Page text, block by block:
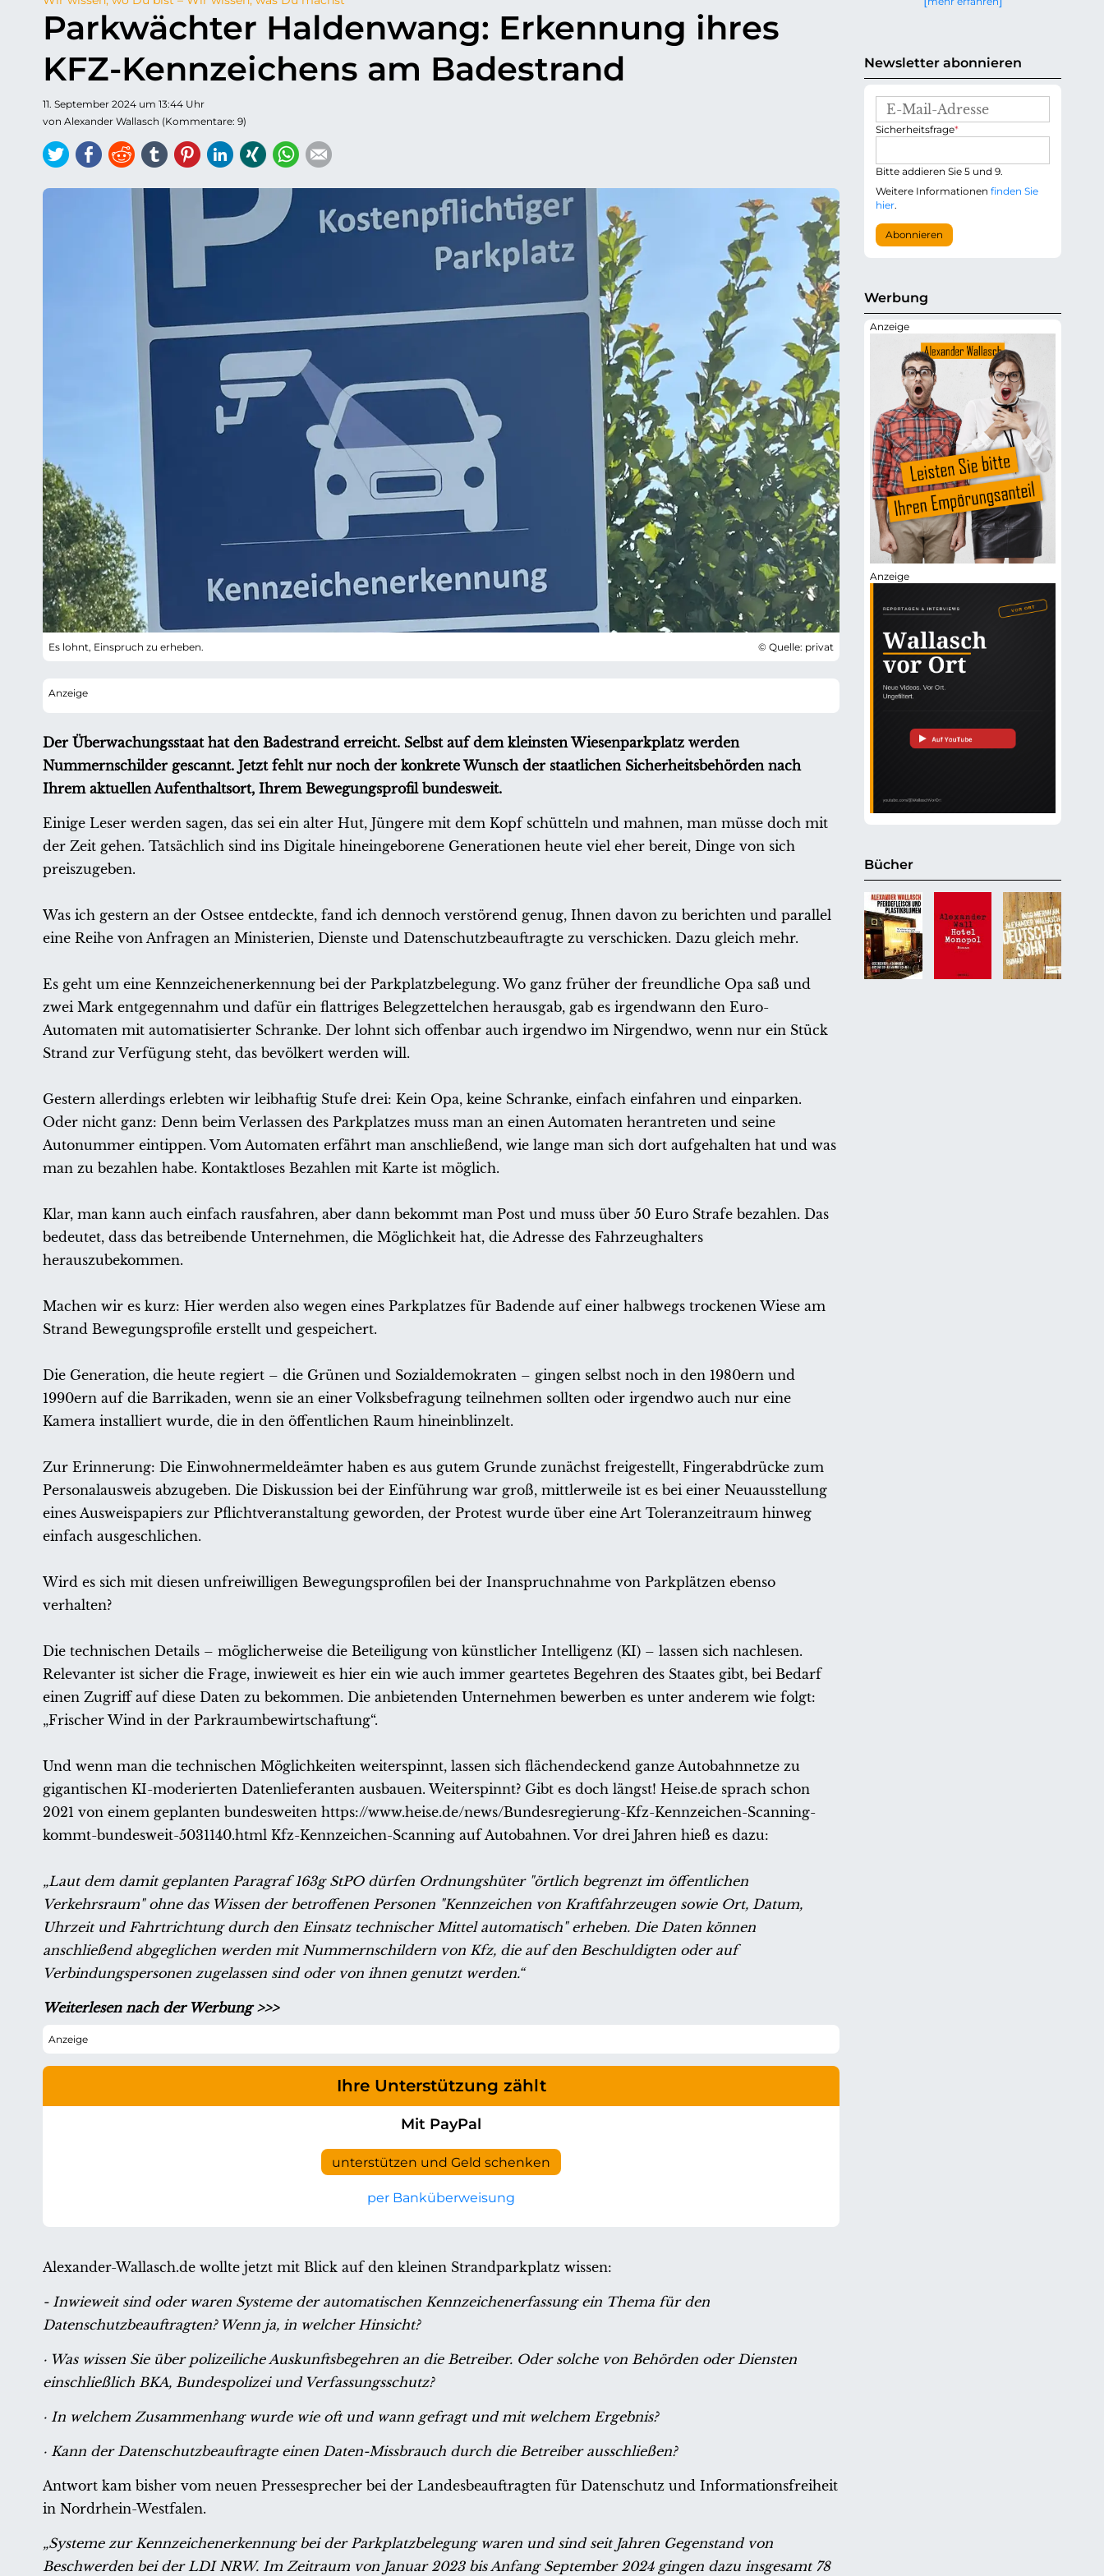
e
n
Parkwächter Haldenwang: Erkennung ihres
KFZ-Kennzeichens am Badestrand
11. September 2024 um 13:44 Uhr
von Alexander Wallasch (Kommentare: 9)
TwitterFacebook
ReddittumblrPinterestLinkedIn
Xing WhatsApp
Es lohnt, Einspruch zu erheben. © Quelle: privat
Der Überwachungsstaat hat den Badestrand erreicht. Selbst auf dem kleinsten Wiesenparkplatz werden
Nummernschilder gescannt. Jetzt fehlt nur noch der konkrete Wunsch der staatlichen Sicherheitsbehörden nach
Ihrem aktuellen Aufenthaltsort, Ihrem Bewegungsprofil bundesweit.
Einige Leser werden sagen, das sei ein alter Hut, Jüngere mit dem Kopf schütteln und mahnen, man müsse doch mit
der Zeit gehen. Tatsächlich sind ins Digitale hineingeborene Generationen heute viel eher bereit, Dinge von sich
preiszugeben.
Was ich gestern an der Ostsee entdeckte, fand ich dennoch verstörend genug, Ihnen davon zu berichten und parallel
eine Reihe von Anfragen an Ministerien, Dienste und Datenschutzbeauftragte zu verschicken. Dazu gleich mehr.
Es geht um eine Kennzeichenerkennung bei der Parkplatzbelegung. Wo ganz früher der freundliche Opa saß und
zwei Mark entgegennahm und dafür ein flattriges Belegzettelchen herausgab, gab es irgendwann den Euro-
Automaten mit automatisierter Schranke. Der lohnt sich offenbar auch irgendwo im Nirgendwo, wenn nur ein Stück
Strand zur Verfügung steht, das bevölkert werden will.
Gestern allerdings erlebten wir leibhaftig Stufe drei: Kein Opa, keine Schranke, einfach einfahren und einparken.
Oder nicht ganz: Denn beim Verlassen des Parkplatzes muss man an einen Automaten herantreten und seine
Autonummer eintippen. Vom Automaten erfährt man anschließend, wie lange man sich dort aufgehalten hat und was
man zu bezahlen habe. Kontaktloses Bezahlen mit Karte ist möglich.
Klar, man kann auch einfach rausfahren, aber dann bekommt man Post und muss über 50 Euro Strafe bezahlen. Das
bedeutet, dass das betreibende Unternehmen, die Möglichkeit hat, die Adresse des Fahrzeughalters
herauszubekommen.
Machen wir es kurz: Hier werden also wegen eines Parkplatzes für Badende auf einer halbwegs trockenen Wiese am
Strand Bewegungsprofile erstellt und gespeichert.
Die Generation, die heute regiert – die Grünen und Sozialdemokraten – gingen selbst noch in den 1980ern und
1990ern auf die Barrikaden, wenn sie an einer Volksbefragung teilnehmen sollten oder irgendwo auch nur eine
Kamera installiert wurde, die in den öffentlichen Raum hineinblinzelt.
Zur Erinnerung: Die Einwohnermeldeämter haben es aus gutem Grunde zunächst freigestellt, Fingerabdrücke zum
Personalausweis abzugeben. Die Diskussion bei der Einführung war groß, mittlerweile ist es bei einer Neuausstellung
eines Ausweispapiers zur Pflichtveranstaltung geworden, der Protest wurde über eine Art Toleranzeitraum hinweg
einfach ausgeschlichen.
Wird es sich mit diesen unfreiwilligen Bewegungsprofilen bei der Inanspruchnahme von Parkplätzen ebenso
verhalten?
Die technischen Details – möglicherweise die Beteiligung von künstlicher Intelligenz (KI) – lassen sich nachlesen.
Relevanter ist sicher die Frage, inwieweit es hier ein wie auch immer geartetes Begehren des Staates gibt, bei Bedarf
einen Zugriff auf diese Daten zu bekommen. Die anbietenden Unternehmen bewerben es unter anderem wie folgt:
„Frischer Wind in der Parkraumbewirtschaftung“.
Und wenn man die technischen Möglichkeiten weiterspinnt, lassen sich flächendeckend ganze Autobahnnetze zu
gigantischen KI-moderierten Datenlieferanten ausbauen. Weiterspinnt? Gibt es doch längst! Heise.de sprach schon
2021 von einem geplanten bundesweiten https://www.heise.de/news/Bundesregierung-Kfz-Kennzeichen-Scanning-
kommt-bundesweit-5031140.html Kfz-Kennzeichen-Scanning auf Autobahnen. Vor drei Jahren hieß es dazu:
„Laut dem damit geplanten Paragraf 163g StPO dürfen Ordnungshüter "örtlich begrenzt im öffentlichen
Verkehrsraum" ohne das Wissen der betroffenen Personen "Kennzeichen von Kraftfahrzeugen sowie Ort, Datum,
Uhrzeit und Fahrtrichtung durch den Einsatz technischer Mittel automatisch" erheben. Die Daten können
anschließend abgeglichen werden mit Nummernschildern von Kfz, die auf den Beschuldigten oder auf
Verbindungspersonen zugelassen sind oder von ihnen genutzt werden.“
Weiterlesen nach der Werbung >>>
Ihre Unterstützung zählt
Mit PayPal
unterstützen und Geld schenken
per Banküberweisung
Alexander-Wallasch.de wollte jetzt mit Blick auf den kleinen Strandparkplatz wissen:
- Inwieweit sind oder waren Systeme der automatischen Kennzeichenerfassung ein Thema für den
Datenschutzbeauftragten? Wenn ja, in welcher Hinsicht?
· Was wissen Sie über polizeiliche Auskunftsbegehren an die Betreiber. Oder solche von Behörden oder Diensten
einschließlich BKA, Bundespolizei und Verfassungsschutz?
· In welchem Zusammenhang wurde wie oft und wann gefragt und mit welchem Ergebnis?
· Kann der Datenschutzbeauftragte einen Daten-Missbrauch durch die Betreiber ausschließen?
Antwort kam bisher vom neuen Pressesprecher bei der Landesbeauftragten für Datenschutz und Informationsfreiheit
in Nordrhein-Westfalen.
„Systeme zur Kennzeichenerkennung bei der Parkplatzbelegung waren und sind seit Jahren Gegenstand von
Beschwerden bei der LDI NRW. Im Zeitraum von Januar 2023 bis Anfang September 2024 gingen dazu insgesamt 78
Newsletter abonnieren
M
l
-
A
r
e
P
i
c
h
t
f
e
Sicherheitsfrage*
Bitte addieren Sie 5 und 9.
Weitere Informationen finden Sie
hier.
Abonnieren
Werbung
Bücher